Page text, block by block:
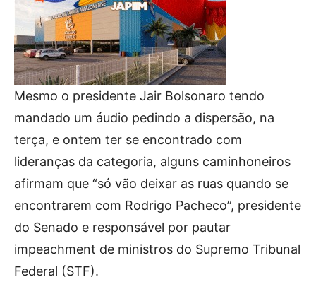
Mesmo o presidente Jair Bolsonaro tendo
mandado um áudio pedindo a dispersão, na
terça, e ontem ter se encontrado com
lideranças da categoria, alguns caminhoneiros
afirmam que “só vão deixar as ruas quando se
encontrarem com Rodrigo Pacheco”, presidente
do Senado e responsável por pautar
impeachment de ministros do Supremo Tribunal
Federal (STF).